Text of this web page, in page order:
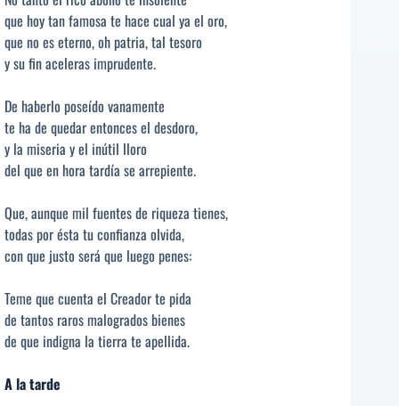
que hoy tan famosa te hace cual ya el oro,
que no es eterno, oh patria, tal tesoro
y su fin aceleras imprudente.
De haberlo poseído vanamente
te ha de quedar entonces el desdoro,
y la miseria y el inútil lloro
del que en hora tardía se arrepiente.
Que, aunque mil fuentes de riqueza tienes,
todas por ésta tu confianza olvida,
con que justo será que luego penes:
Teme que cuenta el Creador te pida
de tantos raros malogrados bienes
de que indigna la tierra te apellida.
A la tarde